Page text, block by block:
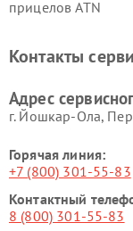
прицелов ATN
Контакты
Адрес
г. Йошкар-Ола,
Горячая линия:
+7 (800) 301-55-83
Контактный
8 (800) 301-55-83